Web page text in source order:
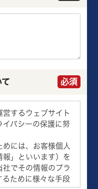
必須
するウェブサイト
イバシーの保護に努
には、お客様個人
報」といいます）を
でその情報のプラ
るために様々な手段